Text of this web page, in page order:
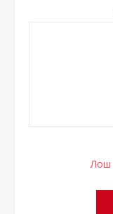
Лош